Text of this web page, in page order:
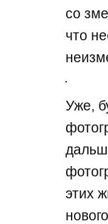
со
что
Уже,
этих